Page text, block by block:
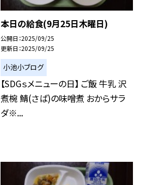
本日の給食(9月25日木曜日)
公開日 2025/09/25
更新日 2025/09/25
小池小ブログ
【SDGｓメニューの日】 ご飯 牛乳 沢
煮椀 鯖(さば)の味噌煮 おからサラ
ダ※...